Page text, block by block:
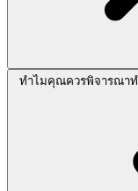
ทำไมคุณควรพิจารณาท